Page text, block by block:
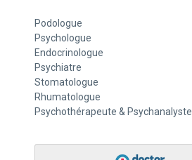
Podologue
Psychologue
Endocrinologue
Psychiatre
Stomatologue
Rhumatologue
Psychothérapeute & Psychanalyste